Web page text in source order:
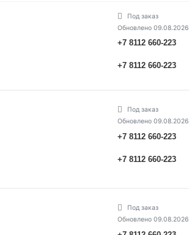
Под заказ
Обновлено 09.08.2026
+7 8112 660-223
+7 8112 660-223
Под заказ
Обновлено 09.08.2026
+7 8112 660-223
+7 8112 660-223
Под заказ
Обновлено 09.08.2026